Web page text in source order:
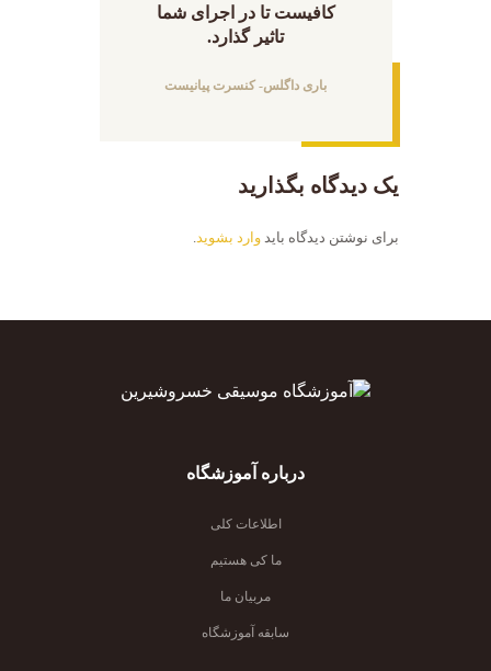
کافیست تا در اجرای شما
تاثیر گذارد.
باری داگلس- کنسرت پیانیست
یک دیدگاه بگذارید
برای نوشتن دیدگاه باید وارد بشوید
درباره آموزشگاه
اطلاعات کلی
ما کی هستیم
مربیان ما
سابقه آموزشگاه